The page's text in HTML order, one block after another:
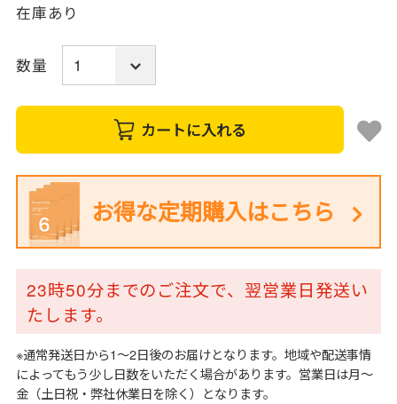
在庫あり
数量
カートに入れる
お得な定期購入はこちら
23時50分までのご注文で、翌営業日発送い
たします。
※通常発送日から1～2日後のお届けとなります。地域や配送事情
によってもう少し日数をいただく場合があります。営業日は月～
金（土日祝・弊社休業日を除く）となります。